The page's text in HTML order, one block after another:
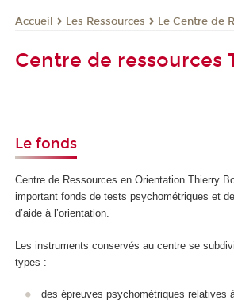
Accueil Les Ressources Le Centre de
Centre de ressources
Le fonds
Centre de Ressources en Orientation Thierry
important fonds de tests psychométriques et
d’aide à l’orientation.
Les instruments conservés au centre se
types :
des épreuves psychométriques relatives